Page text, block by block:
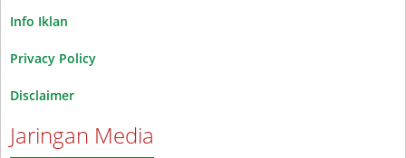
Info Iklan
Privacy Policy
Disclaimer
Jaringan Media